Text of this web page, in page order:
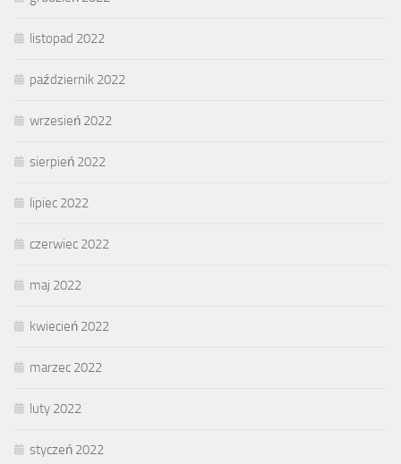
listopad 2022
październik 2022
wrzesień 2022
sierpień 2022
lipiec 2022
czerwiec 2022
maj 2022
kwiecień 2022
marzec 2022
luty 2022
styczeń 2022